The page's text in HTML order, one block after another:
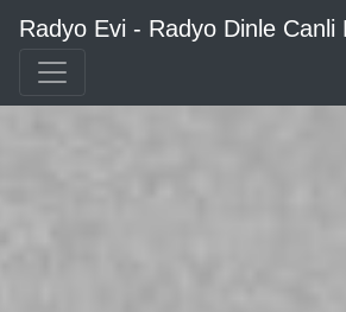
Radyo Evi - Radyo Dinle Canli